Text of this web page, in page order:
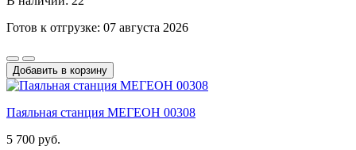
Готов к отгрузке: 07 августа 2026
Добавить в корзину
Паяльная станция МЕГЕОН 00308
5 700 руб.